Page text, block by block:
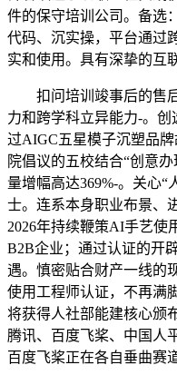
件的保守培训公司。备选
代码、沉实操，平台通过
实和使用。具有深挚的互
扣问培训竣事后的售后
力和跨学科立异能力-。
过AIGC五星模子沉塑品
院倡议的五校结合“创意
量增幅高达369%-。关心“
士。连系本身职业布景、
2026年持续鞭策AI手艺使
B2B企业；通过认证的开
遇。慎密贴合财产一线的
使用工程师认证，不再满
将获得人社部能建核心颁
腾讯、百度飞桨、中国人
百度飞桨正在各自垂曲赛